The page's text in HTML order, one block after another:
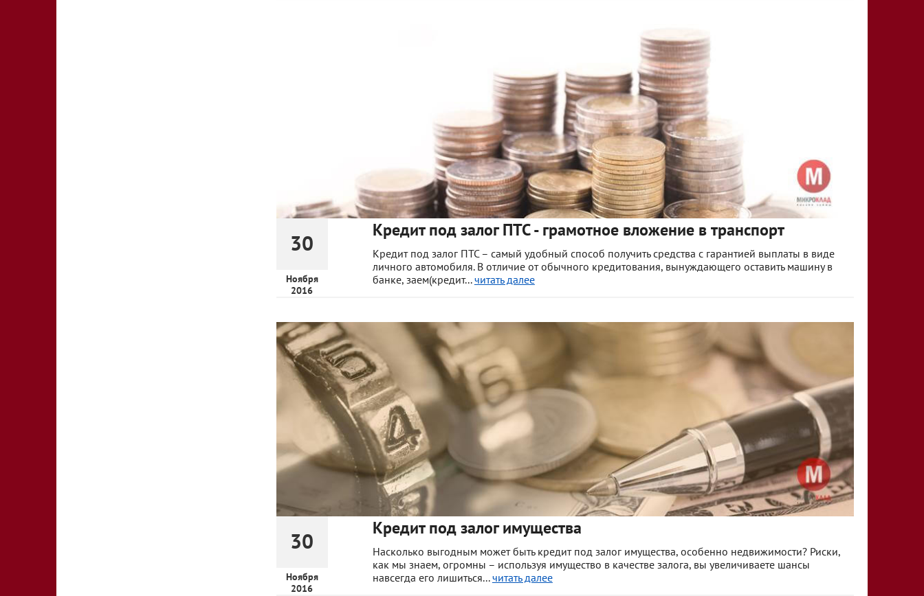
30
Ноября
2016
Кредит под залог ПТС - грамотное вложение в транспорт
Кредит под залог ПТС – самый удобный способ получить средства с гарантией выплаты в виде
личного автомобиля. В отличие от обычного кредитования, вынуждающего оставить машину в
банке, заем(кредит...читать далее
30
Ноября
2016
Кредит под залог имущества
Насколько выгодным может быть кредит под залог имущества, особенно недвижимости? Риски,
как мы знаем, огромны – используя имущество в качестве залога, вы увеличиваете шансы
навсегда его лишиться...читать далее